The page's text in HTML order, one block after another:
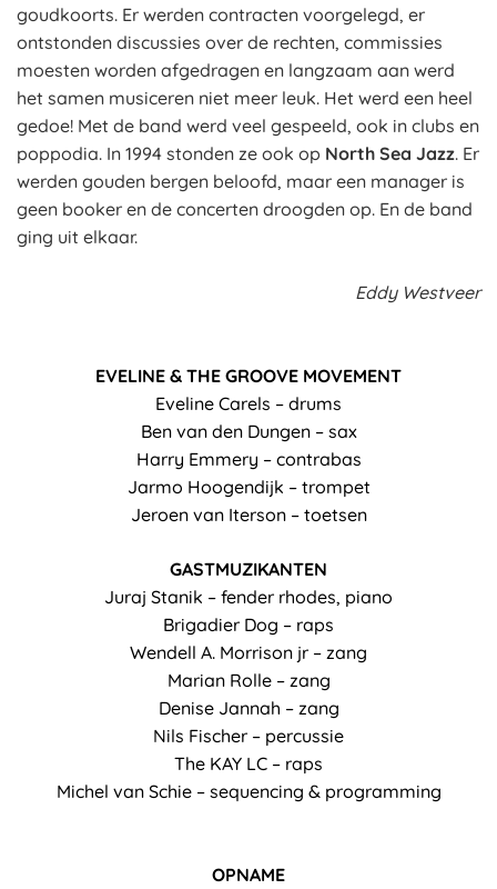
goudkoorts. Er werden contracten voorgelegd, er
ontstonden discussies over de rechten, commissies
moesten worden afgedragen en langzaam aan werd
het samen musiceren niet meer leuk. Het werd een heel
gedoe! Met de band werd veel gespeeld, ook in clubs en
poppodia. In 1994 stonden ze ook op North Sea Jazz. Er
werden gouden bergen beloofd, maar een manager is
geen booker en de concerten droogden op. En de band
ging uit elkaar.
Eddy Westveer
EVELINE & THE GROOVE MOVEMENT
Eveline Carels – drums
Ben van den Dungen – sax
Harry Emmery – contrabas
Jarmo Hoogendijk – trompet
Jeroen van Iterson – toetsen
GASTMUZIKANTEN
Juraj Stanik – fender rhodes, piano
Brigadier Dog – raps
Wendell A. Morrison jr – zang
Marian Rolle – zang
Denise Jannah – zang
Nils Fischer – percussie
The KAY LC – raps
Michel van Schie – sequencing & programming
OPNAME